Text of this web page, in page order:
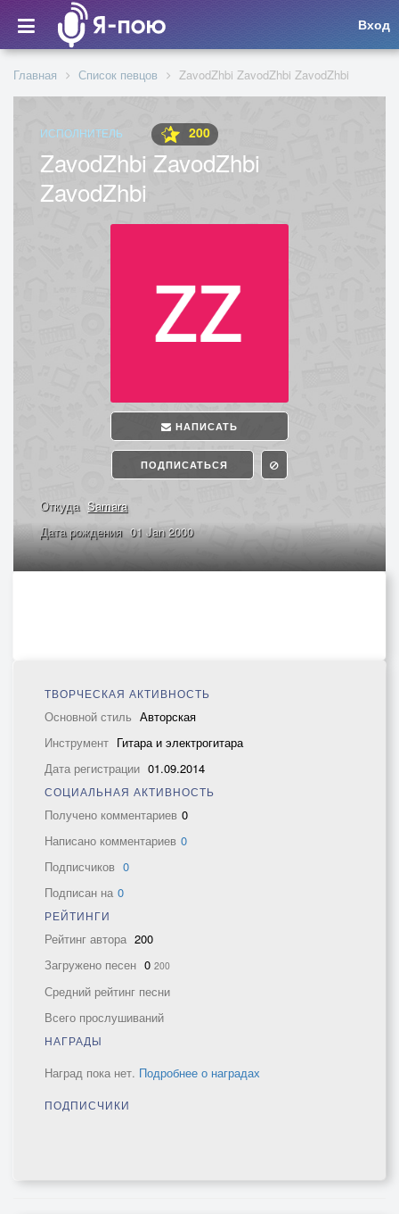
Вход
Главная Список певцов ZavodZhbi ZavodZhbi ZavodZhbi
ИСПОЛНИТЕЛЬ 200
ZavodZhbi ZavodZhbi
ZavodZhbi
НАПИСАТЬ
ПОДПИСАТЬСЯ
Откуда Samara
Дата рождения 01 Jan 2000
ТВОРЧЕСКАЯ АКТИВНОСТЬ
Основной стиль Авторская
Инструмент Гитара и электрогитара
Дата регистрации 01.09.2014
СОЦИАЛЬНАЯ АКТИВНОСТЬ
Получено комментариев 0
Написано комментариев 0
Подписчиков 0
Подписан на 0
РЕЙТИНГИ
Рейтинг автора 200
Загружено песен 0 200
Средний рейтинг песни
Всего прослушиваний
НАГРАДЫ
Наград пока нет. Подробнее о наградах
ПОДПИСЧИКИ